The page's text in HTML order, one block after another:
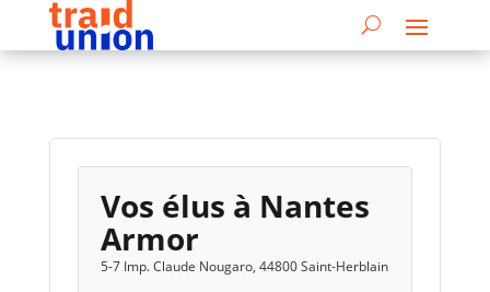
Vos élus à Nantes
Armor
5-7 Imp. Claude Nougaro, 44800 Saint-Herblain